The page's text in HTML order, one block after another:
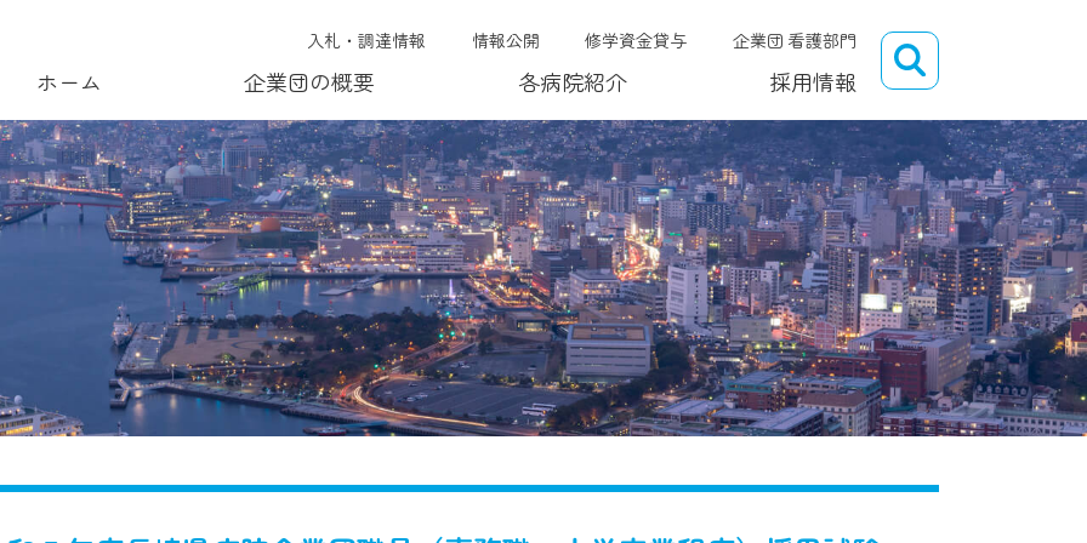
ホーム 企業団の概要 各病院紹介 採用情報
入札・調達情報 情報公開 修学資金貸与 企業団 看護部門